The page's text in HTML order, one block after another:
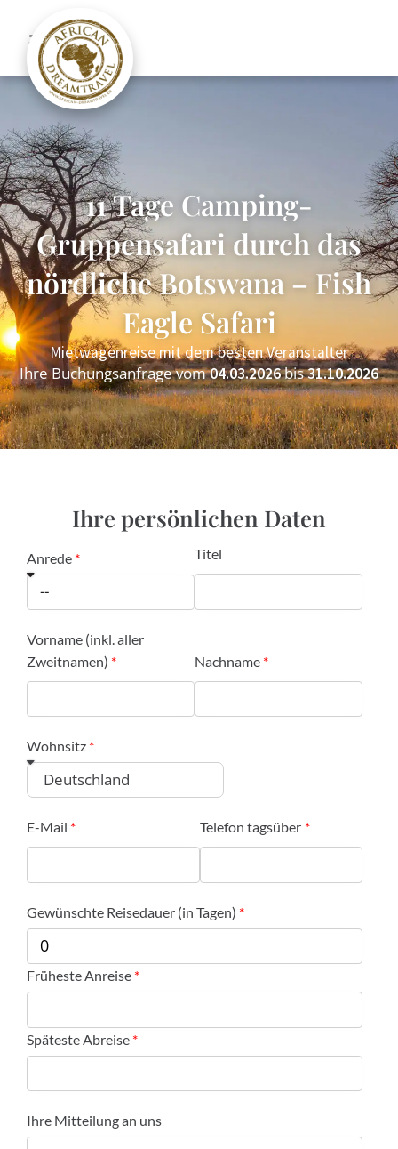
11 Tage Camping-
Gruppensafari durch das
nördliche Botswana – Fish
Eagle Safari
Mietwagenreise mit dem besten Veranstalter
Ihre Buchungsanfrage vom04.03.2026bis31.10.2026
Ihre persönlichen Daten
Anrede Titel
Vorname (inkl. aller
Zweitnamen)
Nachname
Wohnsitz
E-Mail Telefon tagsüber
Gewünschte Reisedauer (in Tagen)
Früheste Anreise
Späteste Abreise
Ihre Mitteilung an uns